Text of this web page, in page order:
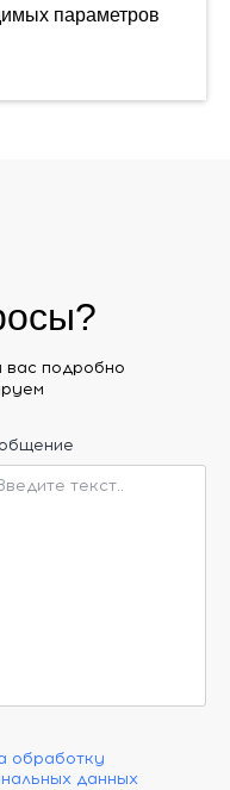
параметров
подробно
обработку
данных